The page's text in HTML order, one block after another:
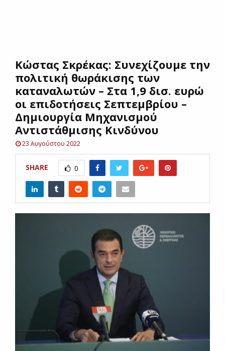
UΚώστας Σκρέκας: Συνεχίζουμε την
πολιτική θωράκισης των
καταναλωτών – Στα 1,9 δισ. ευρώ
οι επιδοτήσεις Σεπτεμβρίου –
Δημιουργία Μηχανισμού
Αντιστάθμισης Κινδύνου
23 Αυγούστου 2022
SHARE 0